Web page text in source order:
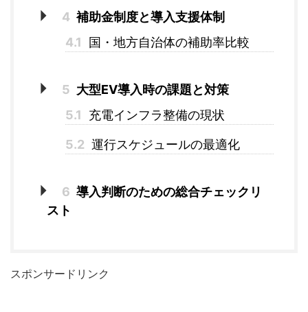
4 補助金制度と導入支援体制
4.1
国・地方自治体の補助率比較
5 大型EV導入時の課題と対策
5.1
充電インフラ整備の現状
5.2 運行スケジュールの最適化
6 導入判断のための総合チェックリ
スト
スポンサードリンク